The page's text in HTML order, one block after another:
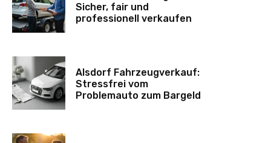
Sicher, fair und
professionell verkaufen
Alsdorf Fahrzeugverkauf:
Stressfrei vom
Problemauto zum Bargeld